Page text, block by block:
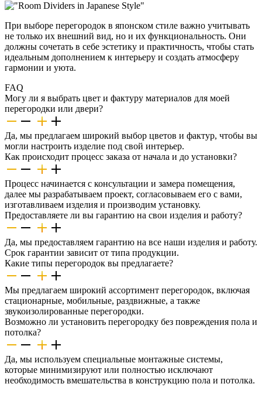
При выборе перегородок в японском стиле важно учитывать
не только их внешний вид, но и их функциональность. Они
должны сочетать в себе эстетику и практичность, чтобы стать
идеальным дополнением к интерьеру и создать атмосферу
гармонии и уюта.
FAQ
Могу ли я выбрать цвет и фактуру материалов для моей
перегородки или двери?
Да, мы предлагаем широкий выбор цветов и фактур, чтобы вы
могли настроить изделие под свой интерьер.
Как происходит процесс заказа от начала и до установки?
Процесс начинается с консультации и замера помещения,
далее мы разрабатываем проект, согласовываем его с вами,
изготавливаем изделия и производим установку.
Предоставляете ли вы гарантию на свои изделия и работу?
Да, мы предоставляем гарантию на все наши изделия и работу.
Срок гарантии зависит от типа продукции.
Какие типы перегородок вы предлагаете?
Мы предлагаем широкий ассортимент перегородок, включая
стационарные, мобильные, раздвижные, а также
звукоизолированные перегородки.
Возможно ли установить перегородку без повреждения пола и
потолка?
Да, мы используем специальные монтажные системы,
которые минимизируют или полностью исключают
необходимость вмешательства в конструкцию пола и потолка.